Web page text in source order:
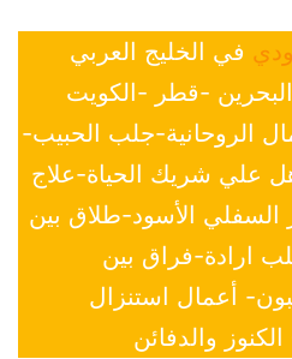
في الخليج العربي
-قطر -الكويت
الروحانية-جلب الحبيب-
علي شريك الحياة-علاج
الأسود-طلاق بين
ارادة-فراق بين
أعمال استنزال
والدفائن